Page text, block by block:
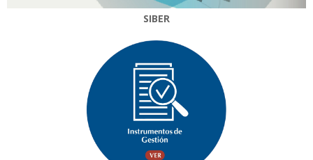
SIBER